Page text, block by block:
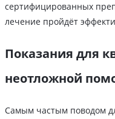
сертифицированных
лечение пройдёт
Показания для
неотложной
Самым частым поводом